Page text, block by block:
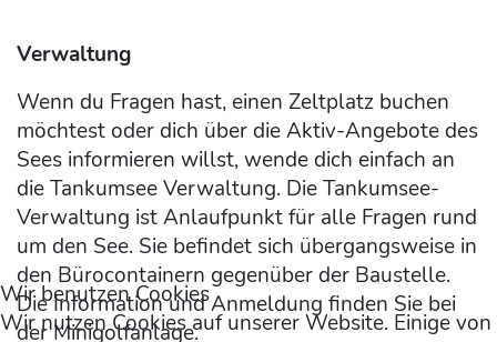
Verwaltung
Wenn du Fragen hast, einen Zeltplatz buchen
möchtest oder dich über die Aktiv-Angebote des
Sees informieren willst, wende dich einfach an
die Tankumsee Verwaltung. Die Tankumsee-
Verwaltung ist Anlaufpunkt für alle Fragen rund
um den See. Sie befindet sich übergangsweise in
den Bürocontainern gegenüber der Baustelle.
Die Information und Anmeldung finden Sie bei
der Minigolfanlage.
Wir benutzen Cookies
Wir nutzen Cookies auf unserer Website. Einige von